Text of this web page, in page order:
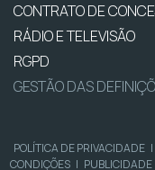
CONTRATO DE
RÁDIO E TELEVISÃO
RGPD
GESTÃO DAS
POLÍTICA DE PRIVACIDADE |
CONDIÇÕES | PUBLICIDADE